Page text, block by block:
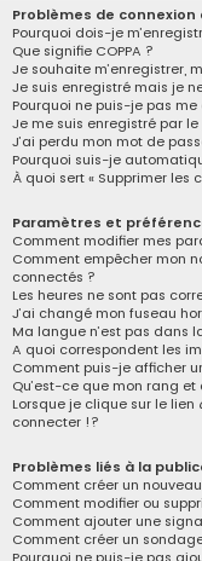
Problèmes de
Pourquoi dois-je
Que signifie COPPA ?
Je souhaite m’enregistrer,
Je suis enregistré mais je
Pourquoi ne puis-je pas
Je me suis enregistré par
J’ai perdu mon mot de
Pourquoi suis-je
À quoi sert « Supprimer les
Paramètres et
Comment modifier mes
Comment empêcher mon
connectés ?
Les heures ne sont pas
J’ai changé mon fuseau
Ma langue n’est pas dans
A quoi correspondent les
Comment puis-je afficher
Qu’est-ce que mon rang
Lorsque je clique sur le lien
connecter !?
Problèmes liés à la
Comment créer un
Comment modifier ou
Comment ajouter une
Comment créer un